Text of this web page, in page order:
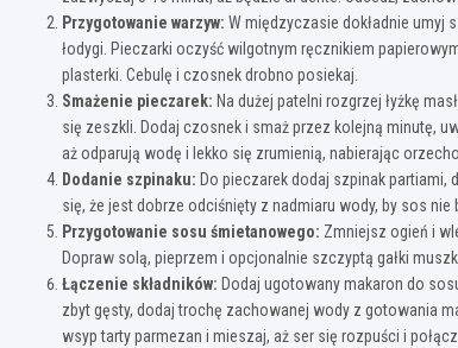
Przygotowanie warzyw: W międzyczasie dokładnie umyj
łodygi. Pieczarki oczyść wilgotnym ręcznikiem
plasterki. Cebulę i czosnek drobno posiekaj.
Smażenie pieczarek: Na dużej patelni rozgrzej łyżkę
się zeszkli. Dodaj czosnek i smaż przez kolejną minutę,
aż odparują wodę i lekko się zrumienią, nabierając
Dodanie szpinaku: Do pieczarek dodaj szpinak partiami,
się, że jest dobrze odciśnięty z nadmiaru wody, by sos nie
Przygotowanie sosu śmietanowego: Zmniejsz ogień i
Dopraw solą, pieprzem i opcjonalnie szczyptą gałki
Łączenie składników: Dodaj ugotowany makaron do
zbyt gęsty, dodaj trochę zachowanej wody z gotowania
wsyp tarty parmezan i mieszaj, aż ser się rozpuści i